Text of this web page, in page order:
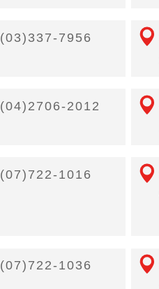
(03)337-7956
(04)2706-2012
(07)722-1016
(07)722-1036